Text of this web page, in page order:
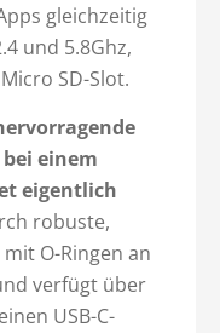
gleichzeitig
und 5.8Ghz,
SD-Slot.
einem
eigentlich
robuste,
O-Ringen an
verfügt über
USB-C-